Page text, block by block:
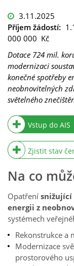
3.11.2025
Příjem žádostí:
000 000 Kč
Dotace 724 mil.
modernizaci
konečné spotřeby
neobnovitelných
světelného
Vstup do AIS
Zjistit stav
Na co
Opatření snižující
energii z
systémech
Rekonstrukce a
Modernizace
prostorového